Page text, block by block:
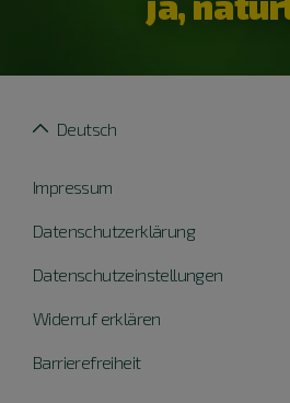
Impressum
Datenschutzerklärung
Datenschutzeinstellungen
Widerruf erklären
Barrierefreiheit
Deutsch